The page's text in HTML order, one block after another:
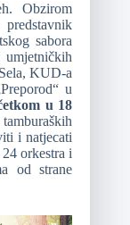
Obzirom
sabora
KUD-a
u
u 18
i natjecati
orkestra i
od strane